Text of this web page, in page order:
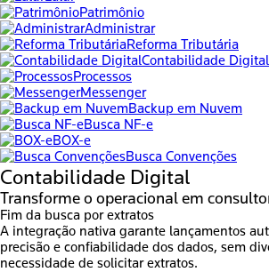
Patrimônio
Administrar
Reforma Tributária
Contabilidade Digital
Processos
Messenger
Backup em Nuvem
Busca NF-e
BOX-e
Busca Convenções
Contabilidade Digital
Transforme o operacional em
Fim da busca por extratos
A integração nativa garante lançamentos
precisão e confiabilidade dos dados, sem
necessidade de solicitar extratos.